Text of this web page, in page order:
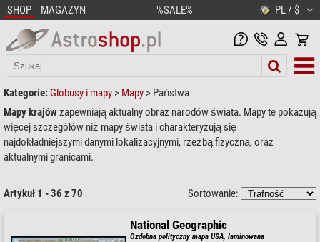
SHOP MAGAZYN %SALE% PL / $
Kategorie: Globusy i mapy > Mapy > Państwa
Mapy krajów zapewniają aktualny obraz narodów świata. Mapy te pokazują
więcej szczegółów niż mapy świata i charakteryzują się
najdokładniejszymi danymi lokalizacyjnymi, rzeźbą fizyczną, oraz
aktualnymi granicami.
Artykuł 1 - 36 z 70 Sortowanie:
National Geographic
Ozdobna polityczny mapa USA, laminowana